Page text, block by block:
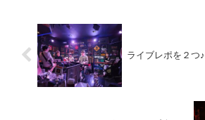
ライブレポを２つ♪